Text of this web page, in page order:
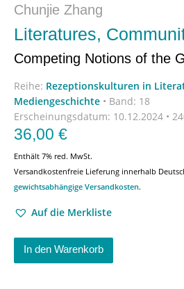
Chunjie Zhang
Literatures,
Competing Notions of the
Reihe: Rezeptionskulturen in
Mediengeschichte • Band: 18
Erscheinungsdatum: 10.12.2024 •
36,00 €
Enthält 7% red. MwSt.
Versandkostenfreie Lieferung innerhalb
gewichtsabhängige Versandkosten.
Auf die Merkliste
In den Warenkorb